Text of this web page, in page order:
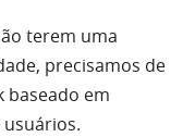
terem uma
precisamos de
baseado em